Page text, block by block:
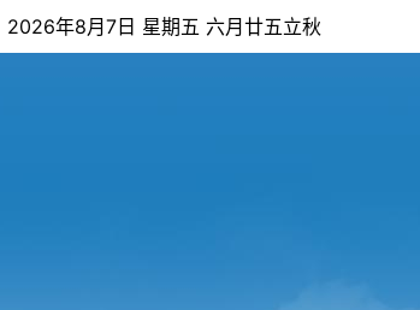
2026年8月7日 星期五 六月廿五立秋